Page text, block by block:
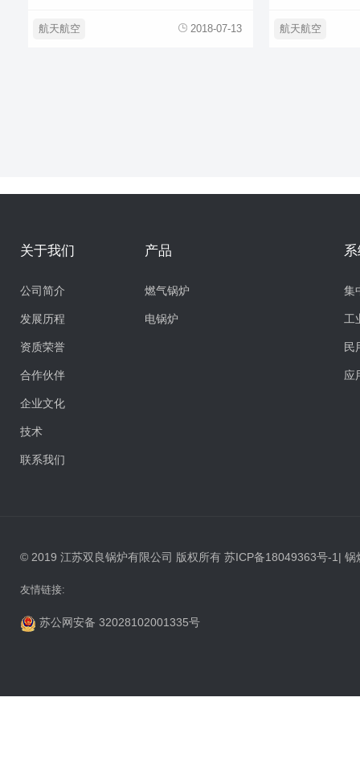
航天航空 2018-07-13 航天航空
关于我们
公司简介
发展历程
资质荣誉
合作伙伴
企业文化
技术
联系我们
产品
燃气锅炉
电锅炉
集
工
民
应
© 2019 江苏双良锅炉有限公司 版权所有 苏ICP备18049363号-1| 锅
友情链接:
苏公网安备 32028102001335号